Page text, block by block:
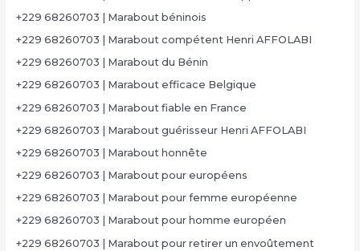
+229 68260703 | Marabout béninois
+229 68260703 | Marabout compétent Henri AFFOLABI
+229 68260703 | Marabout du Bénin
+229 68260703 | Marabout efficace Belgique
+229 68260703 | Marabout fiable en France
+229 68260703 | Marabout guérisseur Henri AFFOLABI
+229 68260703 | Marabout honnête
+229 68260703 | Marabout pour européens
+229 68260703 | Marabout pour femme européenne
+229 68260703 | Marabout pour homme européen
+229 68260703 | Marabout pour retirer un envoûtement